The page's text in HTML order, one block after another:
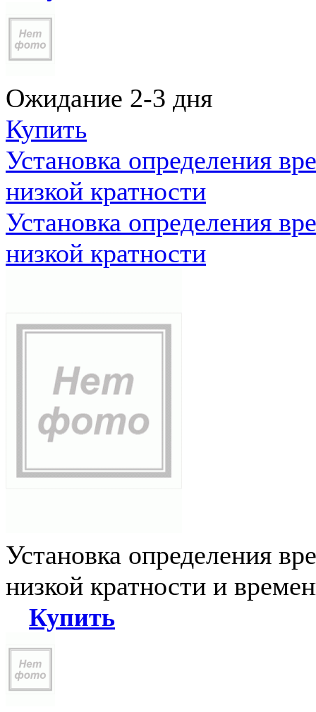
Ожидание 2-3 дня
Купить
Установка определения
низкой кратности
Установка определения
низкой кратности
Установка определения
низкой кратности и
Купить